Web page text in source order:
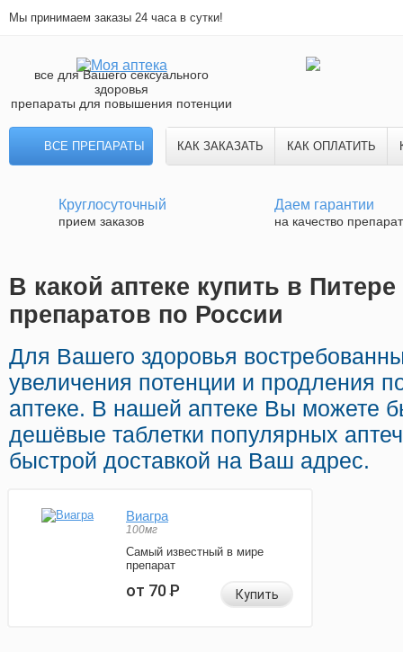
Мы принимаем заказы 24 часа в сутки!
все для Вашего сексуального
здоровья
препараты для повышения потенции
ВСЕ ПРЕПАРАТЫ КАК ЗАКАЗАТЬ КАК ОПЛАТИТЬ
Круглосуточный
прием заказов
Даем гарантии
на качество
В какой аптеке купить в
препаратов по России
Для Вашего здоровья
увеличения потенции и продления
аптеке. В нашей аптеке Вы можете
дешёвые таблетки популярных
быстрой доставкой на Ваш адрес.
Виагра
100мг
Самый известный в мире
препарат
от 70Р Купить